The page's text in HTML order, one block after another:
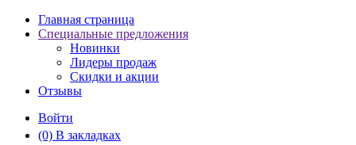
Главная страница
Специальные предложения
Новинки
Лидеры продаж
Скидки и акции
Отзывы
Войти
(0) В закладках